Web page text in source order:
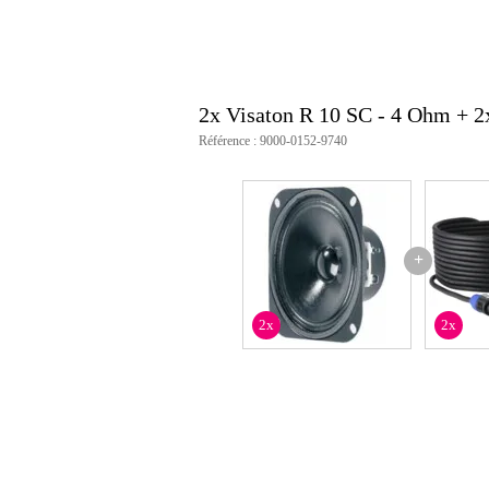
2x Visaton R 10 SC - 4 Ohm +
Référence : 9000-0152-9740
+
2x 2x